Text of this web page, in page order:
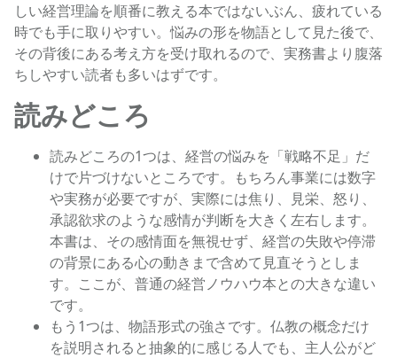
しい経営理論を順番に教える本ではないぶん、疲れている
時でも手に取りやすい。悩みの形を物語として見た後で、
その背後にある考え方を受け取れるので、実務書より腹落
ちしやすい読者も多いはずです。
読みどころ
読みどころの1つは、経営の悩みを「戦略不足」だ
けで片づけないところです。もちろん事業には数字
や実務が必要ですが、実際には焦り、見栄、怒り、
承認欲求のような感情が判断を大きく左右します。
本書は、その感情面を無視せず、経営の失敗や停滞
の背景にある心の動きまで含めて見直そうとしま
す。ここが、普通の経営ノウハウ本との大きな違い
です。
もう1つは、物語形式の強さです。仏教の概念だけ
を説明されると抽象的に感じる人でも、主人公がど